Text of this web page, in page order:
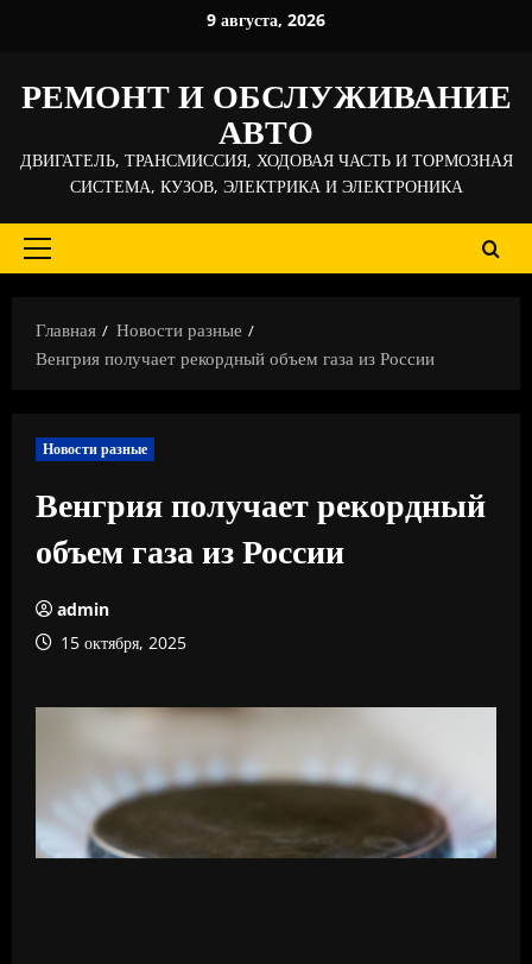
9 августа, 2026
РЕМОНТ И ОБСЛУЖИВАНИЕ
АВТО
ДВИГАТЕЛЬ, ТРАНСМИССИЯ, ХОДОВАЯ ЧАСТЬ И ТОРМОЗНАЯ
СИСТЕМА, КУЗОВ, ЭЛЕКТРИКА И ЭЛЕКТРОНИКА
Основное
Главная
Новости разные
Венгрия получает рекордный объем газа из России
Новости разные
Венгрия получает рекордный
объем газа из России
admin
15 октября, 2025